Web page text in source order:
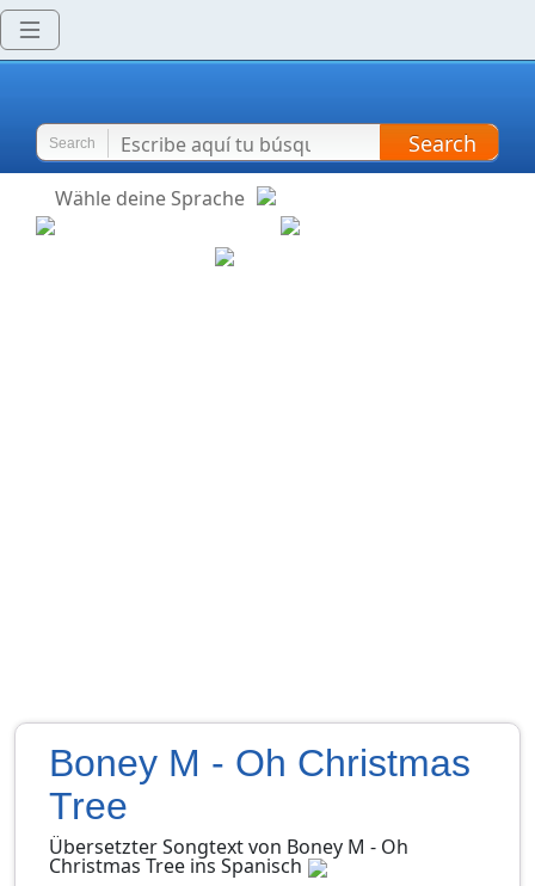
Search Search
Wähle deine Sprache
Boney M - Oh Christmas
Tree
Übersetzter Songtext von Boney M - Oh
Christmas Tree ins Spanisch